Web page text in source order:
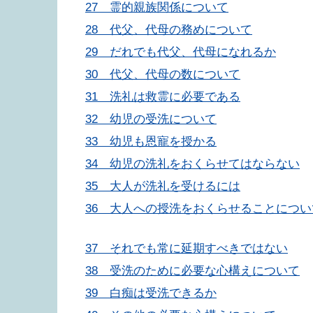
27 霊的親族関係について
28 代父、代母の務めについて
29 だれでも代父、代母になれるか
30 代父、代母の数について
31 洗礼は救霊に必要である
32 幼児の受洗について
33 幼児も恩寵を授かる
34 幼児の洗礼をおくらせてはならない
35 大人が洗礼を受けるには
36 大人への授洗をおくらせることにつ
37 それでも常に延期すべきではない
38 受洗のために必要な心構えについて
39 白痴は受洗できるか